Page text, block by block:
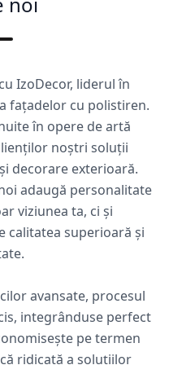
IzoDecor, liderul în
fațadelor cu polistiren.
în opere de artă
noștri soluții
decorare exterioară.
adaugă personalitate
viziunea ta, ci și
calitatea superioară și
avansate, procesul
integrânduse perfect
pe termen
ridicată a soluțiilor